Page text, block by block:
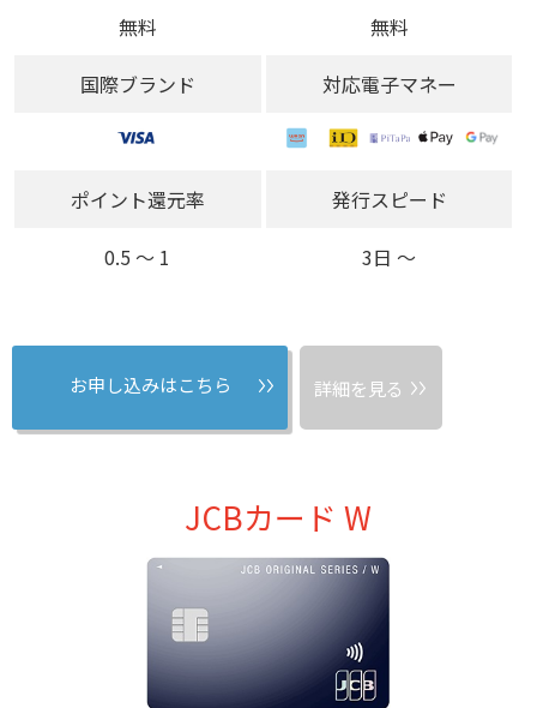
無料
無料
国際ブランド
対応電子マネー
ポイント還元率
0.5 〜 1
発行スピード
3日 〜
お申し込みはこちら 詳細を見る
JCBカード W